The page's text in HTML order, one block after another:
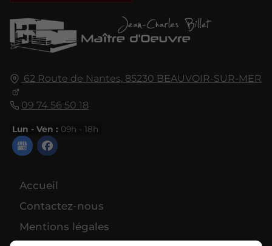
62 Route de Nantes, 85230 BEAUVOIR-SUR-MER
09 74 56 50 18
Lun - Ven : 09h - 18h
Accueil
Contactez-nous
Mentions légales